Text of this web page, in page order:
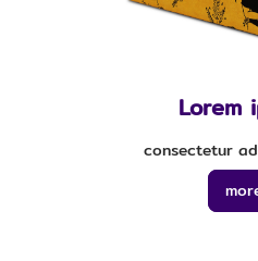
Lorem
consectetur